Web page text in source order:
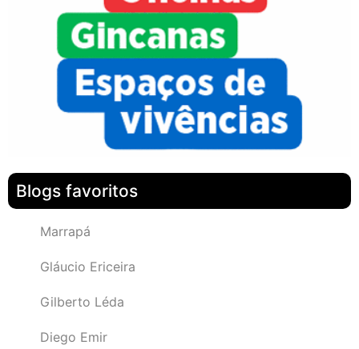
Blogs favoritos
Marrapá
Gláucio Ericeira
Gilberto Léda
Diego Emir